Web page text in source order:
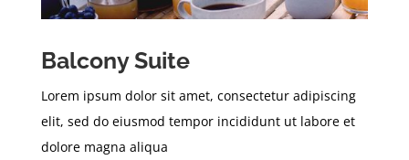
Balcony Suite
Lorem ipsum dolor sit amet, consectetur adipiscing
elit, sed do eiusmod tempor incididunt ut labore et
dolore magna aliqua